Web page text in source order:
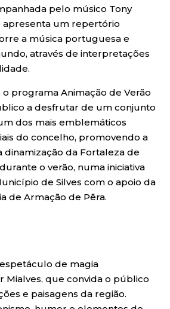
pelo músico Tony
apresenta um repertório
a música portuguesa e
através de interpretações
programa Animação de Verão
a desfrutar de um conjunto
dos mais emblemáticos
do concelho, promovendo a
dinamização da Fortaleza de
o verão, numa iniciativa
de Silves com o apoio da
de Armação de Pêra.
de magia
Mialves, que convida o público
e paisagens da região.